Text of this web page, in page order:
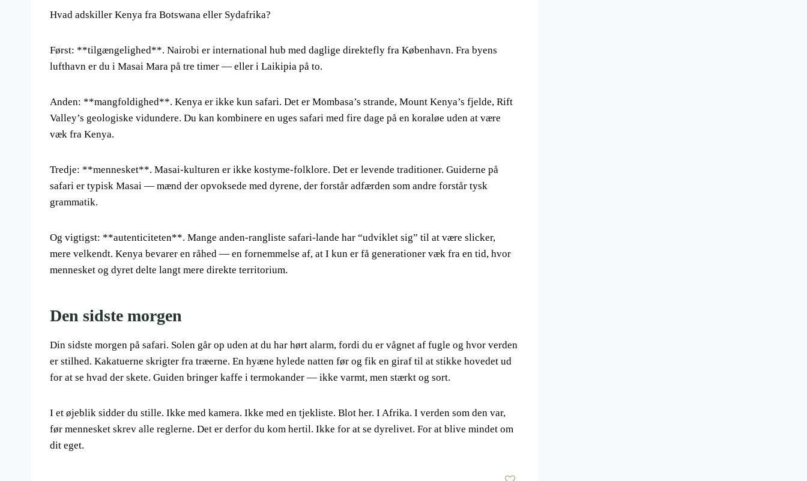
Hvad adskiller Kenya fra Botswana eller Sydafrika?
Først: **tilgængelighed**. Nairobi er international hub med daglige direktefly fra København. Fra byens
lufthavn er du i Masai Mara på tre timer — eller i Laikipia på to.
Anden: **mangfoldighed**. Kenya er ikke kun safari. Det er Mombasa’s strande, Mount Kenya’s fjelde, Rift
Valley’s geologiske vidundere. Du kan kombinere en uges safari med fire dage på en koraløe uden at være
væk fra Kenya.
Tredje: **mennesket**. Masai-kulturen er ikke kostyme-folklore. Det er levende traditioner. Guiderne på
safari er typisk Masai — mænd der opvoksede med dyrene, der forstår adfærden som andre forstår tysk
grammatik.
Og vigtigst: **autenticiteten**. Mange anden-rangliste safari-lande har “udviklet sig” til at være slicker,
mere velkendt. Kenya bevarer en råhed — en fornemmelse af, at I kun er få generationer væk fra en tid, hvor
mennesket og dyret delte langt mere direkte territorium.
Den sidste morgen
Din sidste morgen på safari. Solen går op uden at du har hørt alarm, fordi du er vågnet af fugle og hvor verden
er stilhed. Kakatuerne skrigter fra træerne. En hyæne hylede natten før og fik en giraf til at stikke hovedet ud
for at se hvad der skete. Guiden bringer kaffe i termokander — ikke varmt, men stærkt og sort.
I et øjeblik sidder du stille. Ikke med kamera. Ikke med en tjekliste. Blot her. I Afrika. I verden som den var,
før mennesket skrev alle reglerne. Det er derfor du kom hertil. Ikke for at se dyrelivet. For at blive mindet om
dit eget.